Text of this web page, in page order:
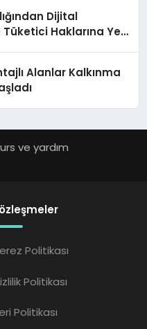
Dijital
Haklarına Yeni
Alanlar Kalkınma
ve yardım
Politikası
Politikası
Politikası